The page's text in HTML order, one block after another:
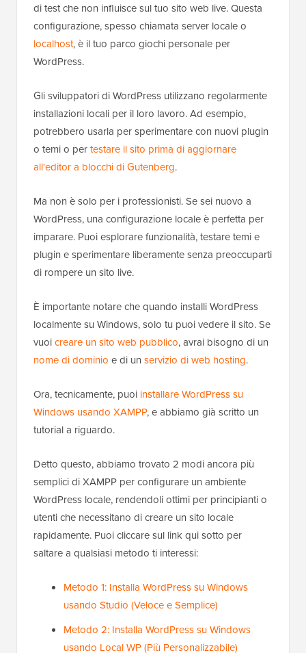
di test che non influisce sul tuo sito web live. Questa
configurazione, spesso chiamata server locale o
localhost, è il tuo parco giochi personale per
WordPress.
Gli sviluppatori di WordPress utilizzano regolarmente
installazioni locali per il loro lavoro. Ad esempio,
potrebbero usarla per sperimentare con nuovi plugin
o temi o pertestare il sito prima di aggiornare
all'editor a blocchi di Gutenberg.
Ma non è solo per i professionisti. Se sei nuovo a
WordPress, una configurazione locale è perfetta per
imparare. Puoi esplorare funzionalità, testare temi e
plugin e sperimentare liberamente senza preoccuparti
di rompere un sito live.
È importante notare che quando installi WordPress
localmente su Windows, solo tu puoi vedere il sito. Se
vuoicreare un sito web pubblico, avrai bisogno di un
nome di dominio e di un servizio di web hosting.
Ora, tecnicamente, puoi installare WordPress su
Windows usando XAMPP, e abbiamo già scritto un
tutorial a riguardo.
Detto questo, abbiamo trovato 2 modi ancora più
semplici di XAMPP per configurare un ambiente
WordPress locale, rendendoli ottimi per principianti o
utenti che necessitano di creare un sito locale
rapidamente. Puoi cliccare sul link qui sotto per
saltare a qualsiasi metodo ti interessi:
Metodo 1: Installa WordPress su Windows
usando Studio (Veloce e Semplice)
Metodo 2: Installa WordPress su Windows
usando Local WP (Più Personalizzabile)